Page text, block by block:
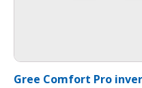
Gree Comfort Pro